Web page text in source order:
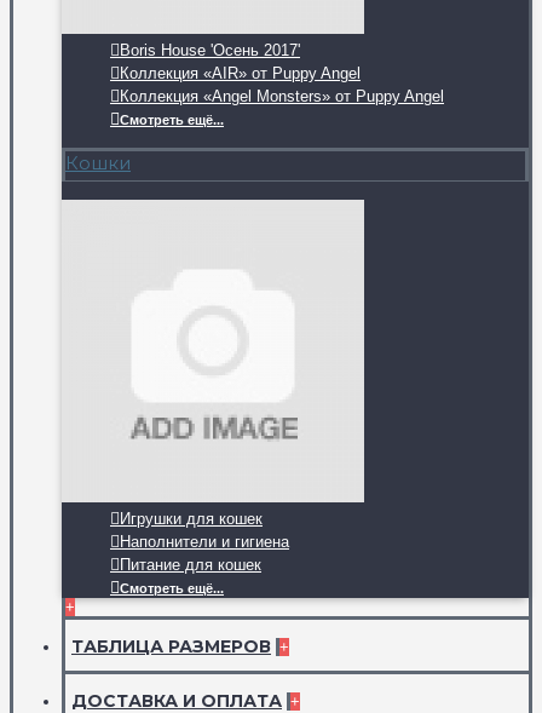
Boris House 'Осень 2017'
Коллекция «AIR» от Puppy Angel
Коллекция «Angel Monsters» от Puppy Angel
Смотреть ещё...
Кошки
Игрушки для кошек
Наполнители и гигиена
Питание для кошек
Смотреть ещё...
+
ТАБЛИЦА РАЗМЕРОВ +
ДОСТАВКА И ОПЛАТА +